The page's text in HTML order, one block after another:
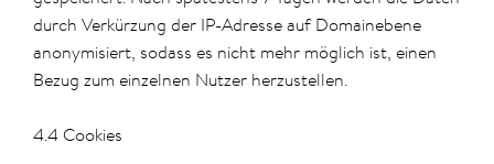
durch Verkürzung der IP-Adresse auf Domainebene
anonymisiert, sodass es nicht mehr möglich ist, einen
Bezug zum einzelnen Nutzer herzustellen.
4.4 Cookies